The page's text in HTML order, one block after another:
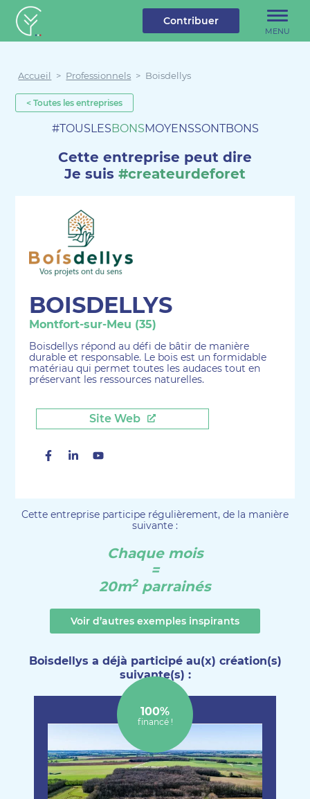
Créateur de forêt
MENU
Contribuer
Accueil > Professionnels > Boisdellys
< Toutes les entreprises
#TOUSLESBONSMOYENSSONTBONS
Cette entreprise peut dire
Je suis #createurdeforet
BOISDELLYS
Montfort-sur-Meu (35)
Boisdellys répond au défi de bâtir de manière
durable et responsable. Le bois est un formidable
matériau qui permet toutes les audaces tout en
préservant les ressources naturelles.
Site Web
FacebookLinkedin
Cette entreprise participe régulièrement, de la manière
suivante :
Chaque mois
=
20m2parrainés
Voir d’autres exemples inspirants
Boisdellys a déjà participé au(x) création(s)
suivante(s) :
100%
financé !